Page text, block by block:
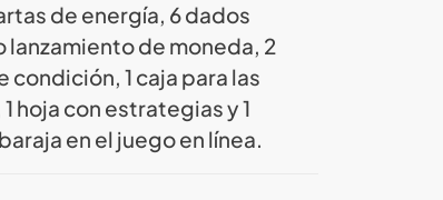
de energía, 6 dados
lanzamiento de moneda, 2
1 caja para las
hoja con estrategias y 1
en el juego en línea.